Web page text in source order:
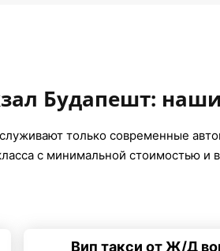
Будапешт:
только современные
с минимальной стоимостью и
Вип такси от Ж/Д